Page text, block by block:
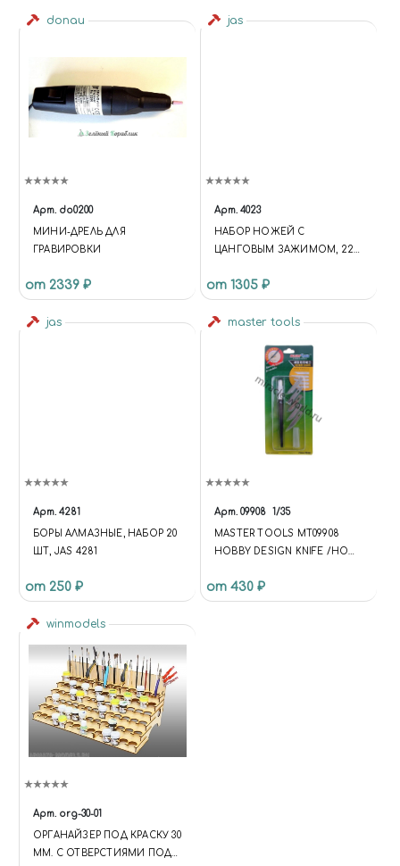
donau
Арт. do0200
МИНИ-ДРЕЛЬ ДЛЯ
ГРАВИРОВКИ
от 2339 ₽
jas
Арт. 4023
НАБОР НОЖЕЙ С
ЦАНГОВЫМ ЗАЖИМОМ, 22
от 1305 ₽
jas
Арт. 4281
БОРЫ АЛМАЗНЫЕ, НАБОР 20
ШТ, JAS 4281
от 250 ₽
master tools
Арт. 09908 1/35
MASTER TOOLS MT09908
HOBBY DESIGN KNIFE /НОЖ
UNIVERSE.SITE.ID = 'S1';
UNIVERSE.SITE.DIRECTORY =
от 430 ₽
winmodels
Арт. org-30-01
ОРГАНАЙЗЕР ПОД КРАСКУ 30
ММ. С ОТВЕРСТИЯМИ ПОД